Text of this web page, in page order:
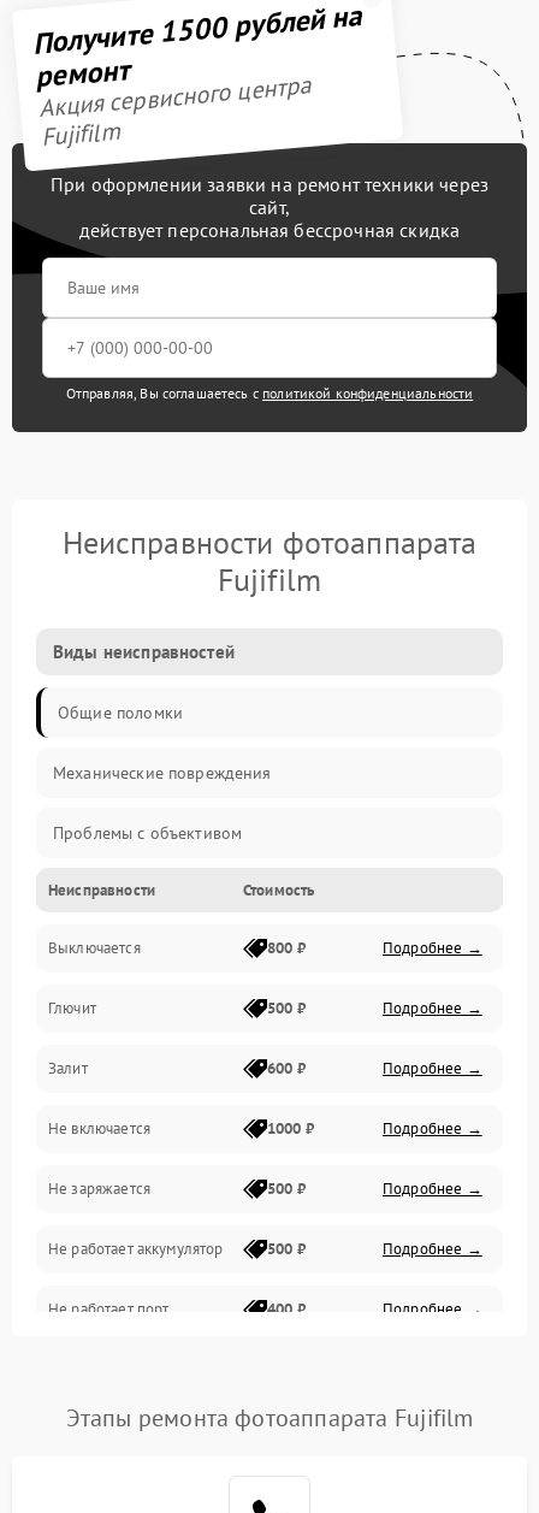
Получите 1500 рублей на
ремонт
Акция сервисного центра
Fujifilm
При оформлении заявки на ремонт техники через
сайт,
действует персональная бессрочная скидка
Отправляя, Вы соглашаетесь с политикой конфиденциальности
Неисправности фотоаппарата
Fujifilm
Виды неисправностей
Общие поломки
Механические повреждения
Проблемы с объективом
Электронные ошибки
Механические проблемы
Матрица и оптика
Питание и питание цепей
Проблемы с картами памяти
Объективы
Программные сбои
Коммуникации и интерфейсы
Неисправности Стоимость
Выключается 800 ₽ Подробнее →
Глючит 500 ₽ Подробнее →
Залит 600 ₽ Подробнее →
Не включается 1000 ₽ Подробнее →
Не заряжается 500 ₽ Подробнее →
Не работает аккумулятор 500 ₽ Подробнее →
Не работает порт 400 ₽ Подробнее →
Этапы ремонта фотоаппарата Fujifilm